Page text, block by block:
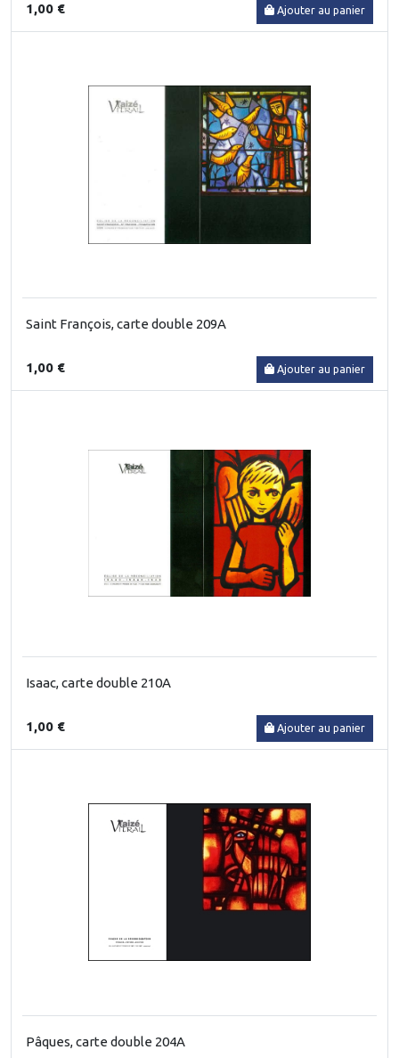
1,00 € Ajouter au panier
Saint François, carte double 209A
1,00 € Ajouter au panier
Isaac, carte double 210A
1,00 € Ajouter au panier
Pâques, carte double 204A